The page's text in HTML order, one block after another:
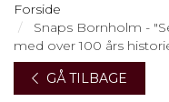
Forside
Snaps Bornholm -
med over 100 års
GÅ TILBAGE